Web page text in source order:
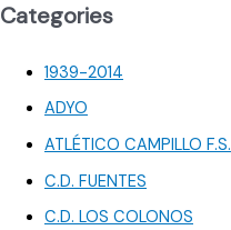
Categories
1939-2014
ADYO
ATLÉTICO CAMPILLO F.S.
C.D. FUENTES
C.D. LOS COLONOS